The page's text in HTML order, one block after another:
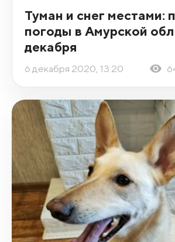
Туман и снег местами:
погоды в Амурской
декабря
6 декабря 2020, 13:20